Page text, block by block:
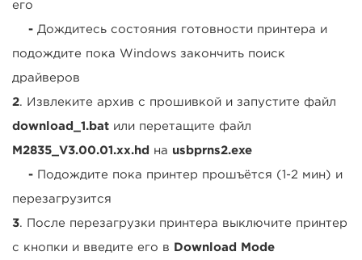
его
- Дождитесь состояния готовности принтера и
подождите пока Windows закончить поиск
драйверов
2. Извлеките архив с прошивкой и запустите файл
download_1.bat или перетащите файл
M2835_V3.00.01.xx.hd на usbprns2.exe
- Подождите пока принтер прошъётся (1-2 мин) и
перезагрузится
3. После перезагрузки принтера выключите принтер
с кнопки и введите его в Download Mode